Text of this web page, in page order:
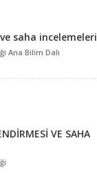
saha incelemeleri
Ana Bilim Dalı
VE SAHA